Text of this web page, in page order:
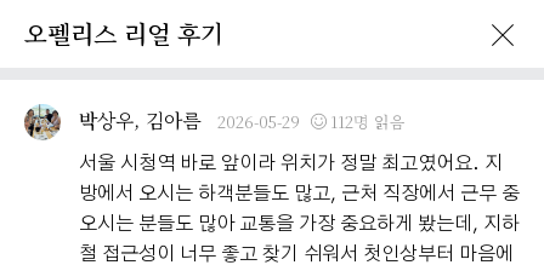
오펠리스 리얼 후기
박상우, 김아름 2026-05-29 112명 읽음
서울 시청역 바로 앞이라 위치가 정말 최고였어요. 지
방에서 오시는 하객분들도 많고, 근처 직장에서 근무 중
오시는 분들도 많아 교통을 가장 중요하게 봤는데, 지하
철 접근성이 너무 좋고 찾기 쉬워서 첫인상부터 마음에